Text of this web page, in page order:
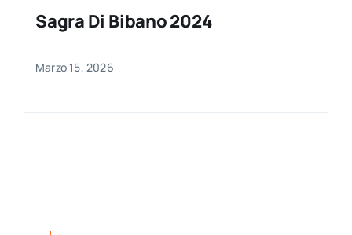
Sagra Di Bibano 2024
Marzo 15, 2026